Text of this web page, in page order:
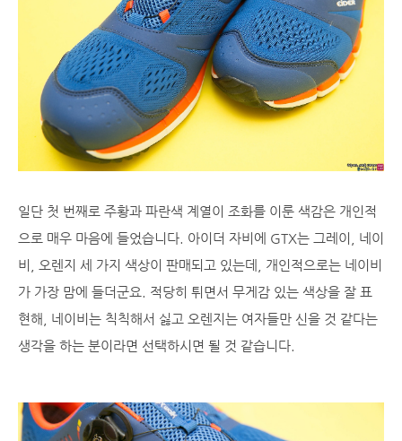
일단 첫 번째로 주황과 파란색 계열이 조화를 이룬 색감은 개인적
으로 매우 마음에 들었습니다. 아이더 자비에 GTX는 그레이, 네이
비, 오렌지 세 가지 색상이 판매되고 있는데, 개인적으로는 네이비
가 가장 맘에 들더군요. 적당히 튀면서 무게감 있는 색상을 잘 표
현해, 네이비는 칙칙해서 싫고 오렌지는 여자들만 신을 것 같다는
생각을 하는 분이라면 선택하시면 될 것 같습니다.